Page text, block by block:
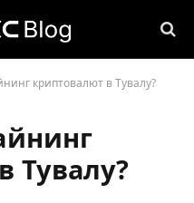
криптовалют в Тувалу?
Тувалу?